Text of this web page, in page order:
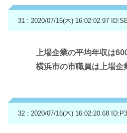
31 : 2020/07/16(木) 16:02:02.97
上場企業の平均年収は
横浜市の市職員は上場企
32 : 2020/07/16(木) 16:02:20.68